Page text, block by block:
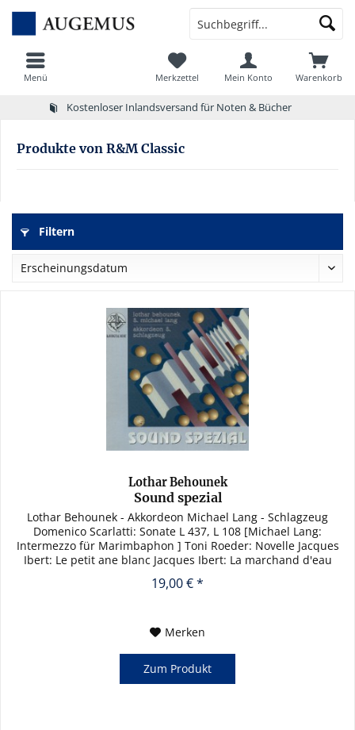
Kostenloser Inlandsversand für Noten & Bücher
Menü Warenkorb
Merkzettel Mein Konto
Produkte von R&M Classic
Filtern
Lothar Behounek
Sound spezial
Lothar Behounek - Akkordeon Michael Lang - Schlagzeug
Domenico Scarlatti: Sonate L 437, L 108 [Michael Lang:
Intermezzo für Marimbaphon ] Toni Roeder: Novelle Jacques
Ibert: Le petit ane blanc Jacques Ibert: La marchand d'eau
19,00 € *
Merken
Zum Produkt